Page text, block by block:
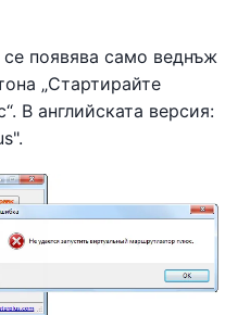
появява само веднъж
„Стартирайте
В английската версия: